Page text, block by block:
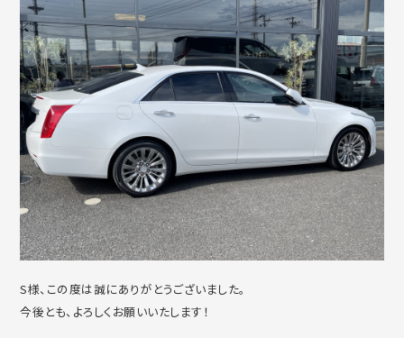
S様、この度は誠にありがとうございました。
今後とも、よろしくお願いいたします！